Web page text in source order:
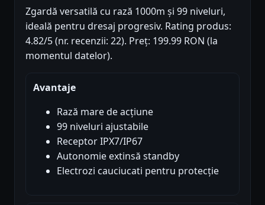
Zgardă versatilă cu rază 1000m și 99 niveluri,
ideală pentru dresaj progresiv. Rating produs:
4.82/5 (nr. recenzii: 22). Preț: 199.99 RON (la
momentul datelor).
Avantaje
Rază mare de acțiune
99 niveluri ajustabile
Receptor IPX7/IP67
Autonomie extinsă standby
Electrozi cauciucati pentru protecție